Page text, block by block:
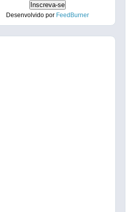
Desenvolvido por FeedBurner